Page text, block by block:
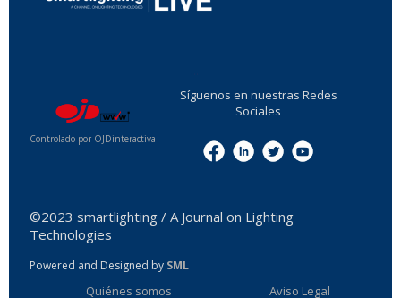
Controlado por OJDinteractiva
Síguenos en nuestras Redes
Sociales
©2023 smartlighting / A Journal on Lighting
Technologies
Powered and Designed by SML
Quiénes somos Aviso Legal